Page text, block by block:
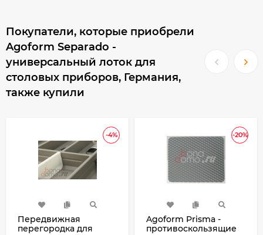
Покупатели, которые приобрели
Agoform Separado -
универсальный лоток для
столовых приборов, Германия,
также купили
-4%
Передвижная
перегородка для
-20%
Agoform Prisma -
противоскользящие